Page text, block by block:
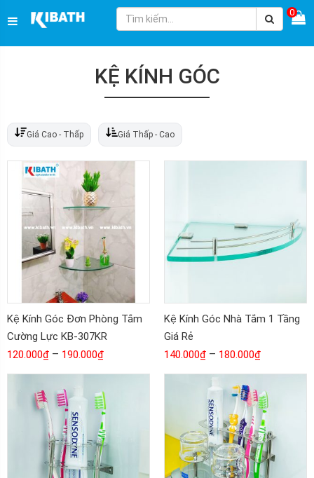
0
KỆ KÍNH GÓC
Giá Cao - Thấp Giá Thấp - Cao
Kệ Kính Góc Đơn Phòng Tắm
Cường Lực KB-307KR
120.000₫ – 190.000₫
Kệ Kính Góc Nhà Tắm 1 Tầng
Giá Rẻ
140.000₫ – 180.000₫